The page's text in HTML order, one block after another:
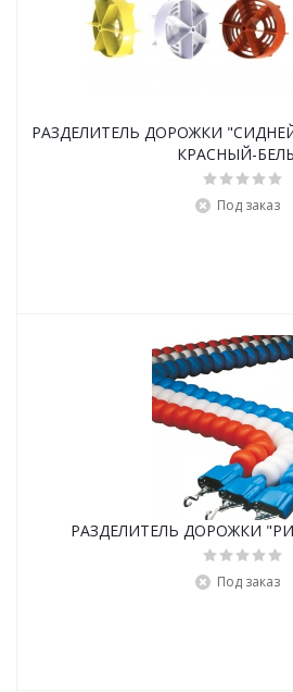
РАЗДЕЛИТЕЛЬ ДОРОЖКИ
КРАСНЫЙ-
Под заказ
Под заказ